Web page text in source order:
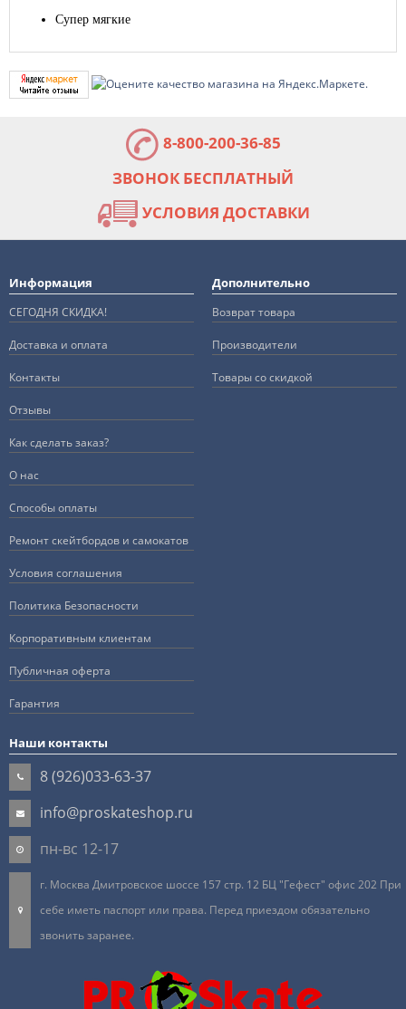
Супер мягкие
8-800-200-36-85
ЗВОНОК БЕСПЛАТНЫЙ
УСЛОВИЯ ДОСТАВКИ
Информация
СЕГОДНЯ СКИДКА!
Доставка и оплата
Контакты
Отзывы
Как сделать заказ?
О нас
Способы оплаты
Ремонт скейтбордов и самокатов
Условия соглашения
Политика Безопасности
Корпоративным клиентам
Публичная оферта
Гарантия
Дополнительно
Возврат товара
Производители
Товары со скидкой
Наши контакты
8 (926)033-63-37
info@proskateshop.ru
пн-вс 12-17
г. Москва Дмитровское шоссе 157 стр. 12 БЦ "Гефест" офис 202 При
себе иметь паспорт или права. Перед приездом обязательно
звонить заранее.